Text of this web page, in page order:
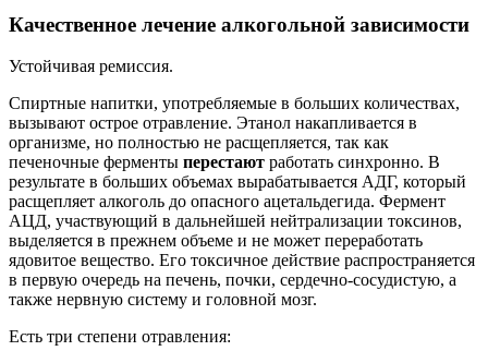
Качественное лечение алкогольной зависимости
Устойчивая ремиссия.
Спиртные напитки, употребляемые в больших количествах,
вызывают острое отравление. Этанол накапливается в
организме, но полностью не расщепляется, так как
печеночные ферменты перестают работать синхронно. В
результате в больших объемах вырабатывается АДГ, который
расщепляет алкоголь до опасного ацетальдегида. Фермент
АЦД, участвующий в дальнейшей нейтрализации токсинов,
выделяется в прежнем объеме и не может переработать
ядовитое вещество. Его токсичное действие распространяется
в первую очередь на печень, почки, сердечно-сосудистую, а
также нервную систему и головной мозг.
Есть три степени отравления: